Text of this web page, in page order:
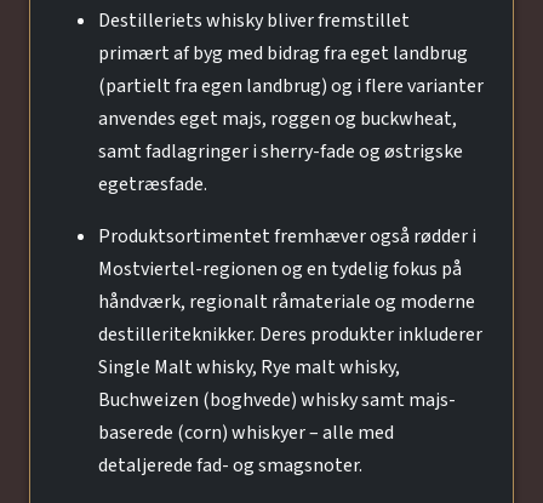
Destilleriets whisky bliver fremstillet
primært af byg med bidrag fra eget landbrug
(partielt fra egen landbrug) og i flere varianter
anvendes eget majs, roggen og buckwheat,
samt fadlagringer i sherry-fade og østrigske
egetræsfade.
Produktsortimentet fremhæver også rødder i
Mostviertel-regionen og en tydelig fokus på
håndværk, regionalt råmateriale og moderne
destilleriteknikker. Deres produkter inkluderer
Single Malt whisky, Rye malt whisky,
Buchweizen (boghvede) whisky samt majs-
baserede (corn) whiskyer – alle med
detaljerede fad- og smagsnoter.